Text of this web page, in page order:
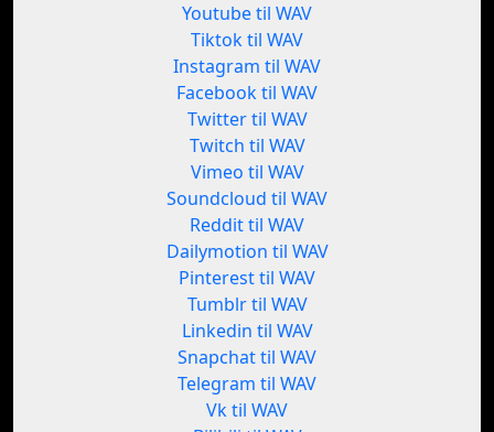
Youtube til WAV
Tiktok til WAV
Instagram til WAV
Facebook til WAV
Twitter til WAV
Twitch til WAV
Vimeo til WAV
Soundcloud til WAV
Reddit til WAV
Dailymotion til WAV
Pinterest til WAV
Tumblr til WAV
Linkedin til WAV
Snapchat til WAV
Telegram til WAV
Vk til WAV